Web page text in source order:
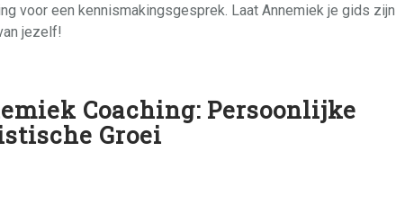
voor een kennismakingsgesprek. Laat Annemiek je gids zijn
jezelf!
Coaching: Persoonlijke
Groei